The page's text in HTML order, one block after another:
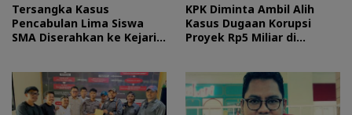
Tersangka Kasus
Pencabulan Lima Siswa
SMA Diserahkan ke Kejari
KPK Diminta Ambil Alih
Kasus Dugaan Korupsi
Proyek Rp5 Miliar di